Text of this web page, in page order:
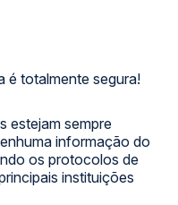
é totalmente segura!
estejam sempre
informação do
os protocolos de
instituições